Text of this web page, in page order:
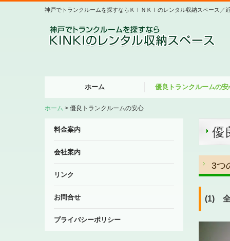
神戸でトランクルームを探すならＫＩＮＫＩのレンタル収納スペース／
ホーム 優良トランクルームの安
ホーム 優良トランクルームの安心
料金案内
会社案内
リンク
お問合せ
プライバシーポリシー
優
3つ
(1) 全